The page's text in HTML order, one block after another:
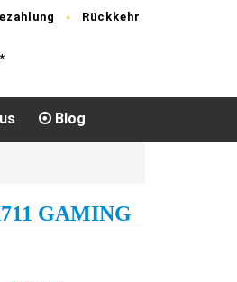
Rückkehr
Blog
GAMING